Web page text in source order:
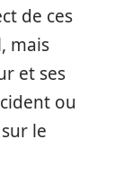
de ces
mais
et ses
ou
le